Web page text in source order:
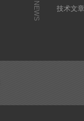
NEWS
技术文